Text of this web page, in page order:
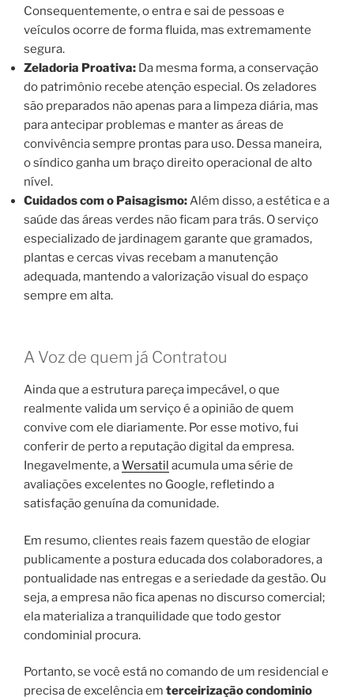
Consequentemente, o entra e sai de pessoas e
veículos ocorre de forma fluida, mas extremamente
segura.
Zeladoria Proativa: Da mesma forma, a conservação
do patrimônio recebe atenção especial. Os zeladores
são preparados não apenas para a limpeza diária, mas
para antecipar problemas e manter as áreas de
convivência sempre prontas para uso. Dessa maneira,
o síndico ganha um braço direito operacional de alto
nível.
Cuidados com o Paisagismo: Além disso, a estética e a
saúde das áreas verdes não ficam para trás. O serviço
especializado de jardinagem garante que gramados,
plantas e cercas vivas recebam a manutenção
adequada, mantendo a valorização visual do espaço
sempre em alta.
A Voz de quem já Contratou
Ainda que a estrutura pareça impecável, o que
realmente valida um serviço é a opinião de quem
convive com ele diariamente. Por esse motivo, fui
conferir de perto a reputação digital da empresa.
Inegavelmente, aWersatil acumula uma série de
avaliações excelentes no Google, refletindo a
satisfação genuína da comunidade.
Em resumo, clientes reais fazem questão de elogiar
publicamente a postura educada dos colaboradores, a
pontualidade nas entregas e a seriedade da gestão. Ou
seja, a empresa não fica apenas no discurso comercial;
ela materializa a tranquilidade que todo gestor
condominial procura.
Portanto, se você está no comando de um residencial e
precisa de excelência em terceirização condominio